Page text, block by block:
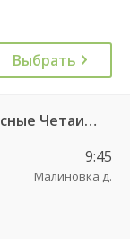
Выбрать
Чебоксары Пригородный АВ — Красные Четаи с. ДКП ч/з Аликово с. ДКП 753
9:45
Малиновка д.